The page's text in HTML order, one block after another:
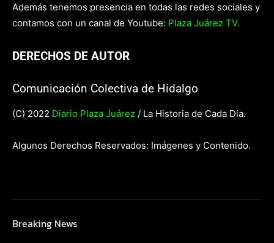
Además tenemos presencia en todas las redes sociales y
contamos con un canal de Youtube: Plaza Juárez TV.
DERECHOS DE AUTOR
Comunicación Colectiva de Hidalgo
(C) 2022 Diario Plaza Juárez / La Historia de Cada Día.
Algunos Derechos Reservados: Imágenes y Contenido.
Breaking News